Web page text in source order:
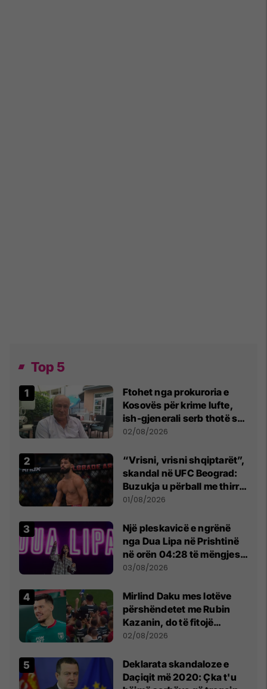
Top 5
Ftohet nga prokuroria e
Kosovës për krime lufte,
ish-gjenerali serb thotë se
dikush e tradhtoi në
02/08/2026
“Vrisni, vrisni shqiptarët”,
skandal në UFC Beograd:
Buzukja u përball me thirrje
anti-shqiptare nga
01/08/2026
Një pleskavicë e ngrënë
nga Dua Lipa në Prishtinë
në orën 04:28 të mëngjesit
- dhe bota digjitale serbe
03/08/2026
Mirlind Daku mes lotëve
përshëndetet me Rubin
Kazanin, do të fitojë
miliona te Spartak Moska
02/08/2026
​Deklarata skandaloze e
Daçiqit më 2020: Çka t'u